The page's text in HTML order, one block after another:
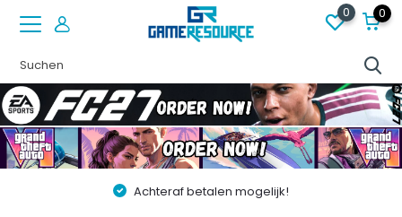
0 0
Achteraf betalen mogelijk!